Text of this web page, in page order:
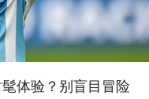
体验？别盲目冒险